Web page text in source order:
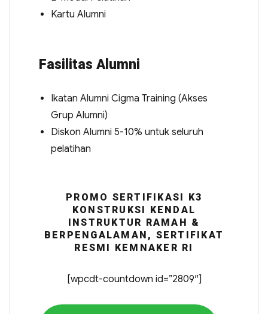
Kartu Alumni
Fasilitas Alumni
Ikatan Alumni Cigma Training (Akses
Grup Alumni)
Diskon Alumni 5-10% untuk seluruh
pelatihan
PROMO SERTIFIKASI K3
KONSTRUKSI KENDAL
INSTRUKTUR RAMAH &
BERPENGALAMAN, SERTIFIKAT
RESMI KEMNAKER RI
[wpcdt-countdown id=”2809″]